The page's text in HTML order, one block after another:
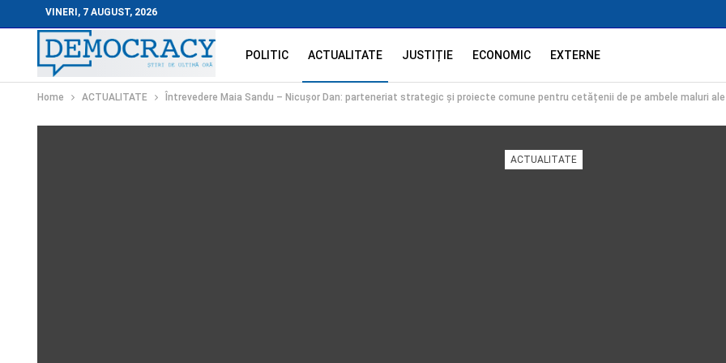
VINERI, 7 AUGUST, 2026
POLITIC ACTUALITATE JUSTIȚIE ECONOMIC EXTERNE
Home ACTUALITATE Întrevedere Maia Sandu – Nicușor Dan: parteneriat strategic și proiecte comune pentru cetățenii de pe ambele maluri
ACTUALITATE